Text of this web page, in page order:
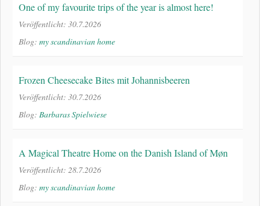
One of my favourite trips of the year is almost here!
Veröffentlicht: 30.7.2026
Blog: my scandinavian home
Frozen Cheesecake Bites mit Johannisbeeren
Veröffentlicht: 30.7.2026
Blog: Barbaras Spielwiese
A Magical Theatre Home on the Danish Island of Møn
Veröffentlicht: 28.7.2026
Blog: my scandinavian home